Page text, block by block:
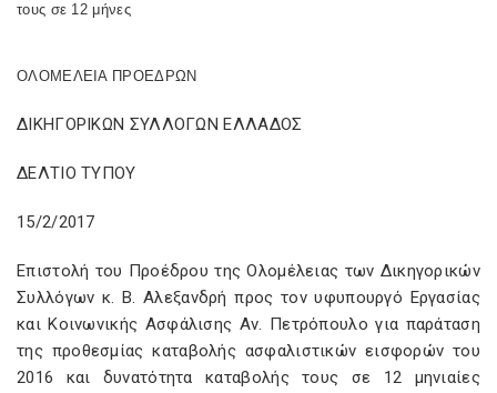
τους σε 12 μήνες
OΛΟΜΕΛΕΙΑ ΠΡΟΕΔΡΩΝ
ΔΙΚΗΓΟΡΙΚΩΝ ΣΥΛΛΟΓΩΝ ΕΛΛΑΔΟΣ
ΔΕΛΤΙΟ ΤΥΠΟΥ
15/2/2017
Επιστολή του Προέδρου της Ολομέλειας των Δικηγορικών
Συλλόγων κ. Β. Αλεξανδρή προς τον υφυπουργό Εργασίας
και Κοινωνικής Ασφάλισης Αν. Πετρόπουλο για παράταση
της προθεσμίας καταβολής ασφαλιστικών εισφορών του
2016 και δυνατότητα καταβολής τους σε 12 μηνιαίες